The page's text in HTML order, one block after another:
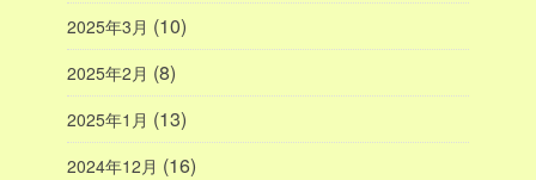
2025年3月 (10)
2025年2月 (8)
2025年1月 (13)
2024年12月 (16)